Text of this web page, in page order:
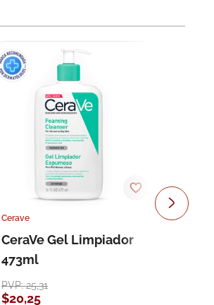
Cerave
CeraVe Gel Limpiador
473ml
PVP:25,31
$20,25